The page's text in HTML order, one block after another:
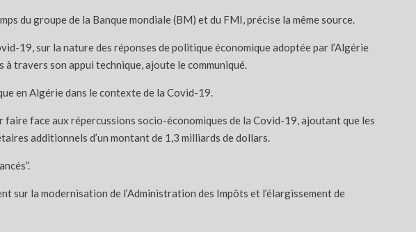
du groupe de la Banque mondiale (BM) et du FMI, précise la même source.
19, sur la nature des réponses de politique économique adoptée par l’Algérie
travers son appui technique, ajoute le communiqué.
en Algérie dans le contexte de la Covid-19.
face aux répercussions socio-économiques de la Covid-19, ajoutant que les
additionnels d’un montant de 1,3 milliards de dollars.
sur la modernisation de l’Administration des Impôts et l’élargissement de